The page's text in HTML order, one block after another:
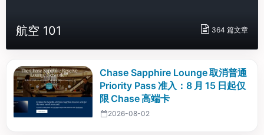
航空 101 364 篇文章
Chase Sapphire Lounge 取消普通
Priority Pass 准入：8 月 15 日起仅
限 Chase 高端卡
2026-08-02